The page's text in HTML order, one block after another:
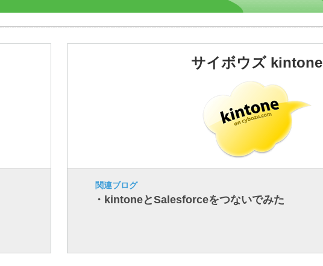
サイボウズ kintone
関連ブログ
・kintoneとSalesforceをつないでみた